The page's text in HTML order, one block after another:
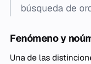
búsqueda de
Fenómeno y
Una de las